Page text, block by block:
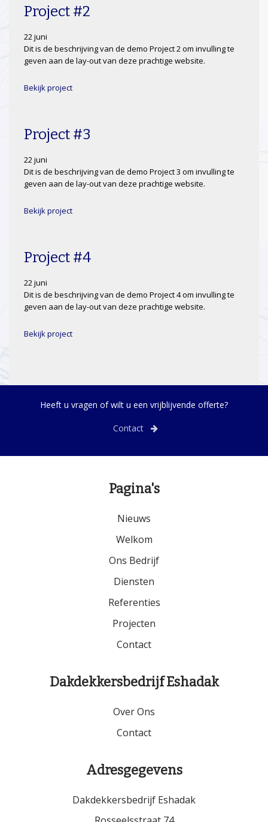
Project #2
22 juni
Dit is de beschrijving van de demo Project 2 om invulling te
geven aan de lay-out van deze prachtige website.
Bekijk project
Project #3
22 juni
Dit is de beschrijving van de demo Project 3 om invulling te
geven aan de lay-out van deze prachtige website.
Bekijk project
Project #4
22 juni
Dit is de beschrijving van de demo Project 4 om invulling te
geven aan de lay-out van deze prachtige website.
Bekijk project
Heeft u vragen of wilt u een vrijblijvende offerte?
Contact
Pagina's
Nieuws
Welkom
Ons Bedrijf
Diensten
Referenties
Projecten
Contact
Dakdekkersbedrijf Eshadak
Over Ons
Contact
Adresgegevens
Dakdekkersbedrijf Eshadak